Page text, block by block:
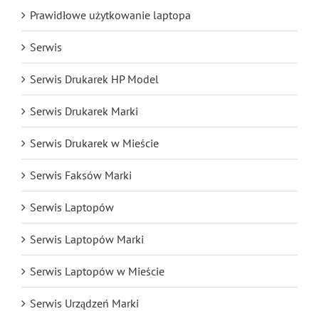
Prawidłowe użytkowanie laptopa
Serwis
Serwis Drukarek HP Model
Serwis Drukarek Marki
Serwis Drukarek w Mieście
Serwis Faksów Marki
Serwis Laptopów
Serwis Laptopów Marki
Serwis Laptopów w Mieście
Serwis Urządzeń Marki